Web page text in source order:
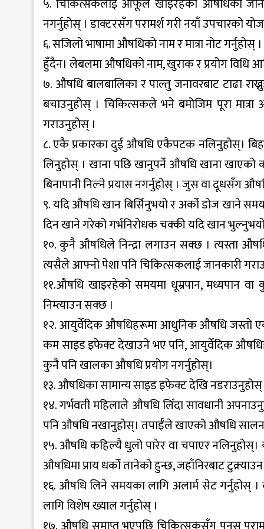
५. चिकित्सकलाई आफूले खाइरहेको औषधिको
नगर्नुहोस् । डाक्टरसँग परामर्श गरी नयाँ उपचारको
६. सजिलो भाषामा औषधिको नाम र मात्रा नोट
हुँदैन। लेबलमा औषधिको नाम, खुराक र प्रयोग विधि
७. औषधि बालबालिका र पाल्तु जनावरबाट टाढा
बचाउनुहोस् । चिकित्सकले भने बमोजिम पूरा
गराउनुहोस् ।
८. एकै प्रकारका दुई औषधि एकैपटक नलिनुहोस्।
लिनुहोस् । खाना पछि खानुपर्ने औषधि खाना खाएको
बिनापानी निल्ने प्रयास नगर्नुहोस् । जुस वा दूधसँग
९. यदि औषधि खान बिर्सिनुभयो र अर्को डोज खाने
दिन खाने गरेको गर्भनिरोधक चक्की यदि खान
१०. कुनै औषधिले निन्द्रा लगाउन सक्छ । त्यस्ता
त्यसैले आफ्नो पेशा पनि चिकित्सकलाई जानकारी
११.औषधि खाइरहेको समयमा धूम्रपान, मध्यपान
निम्त्याउन सक्छ ।
१२. आयुर्वेदिक औषधिहरूमा आधुनिक औषधि जस्तो
कम साइड इफेक्ट देखाउने भए पनि, आयुर्वेदिक
कुनै पनि खालका औषधि प्रयोग नगर्नुहोस्।
१३. औषधिका सामान्य साइड इफेक्ट देखि
१४. गर्भवती महिलाले औषधि लिँदा सावधानी
पनि औषधि नखानुहोस्। तपाईँले खाएको औषधि
१५. औषधि कहिल्यै धुलो पारेर वा चपाएर
औषधिमा प्राय धर्को तानेको हुन्छ, जहाँनिरबाट
१६. औषधि लिने समयका लागि अलार्म सेट गर्नुहोस्
लागि विशेष ख्याल गर्नुहोस् ।